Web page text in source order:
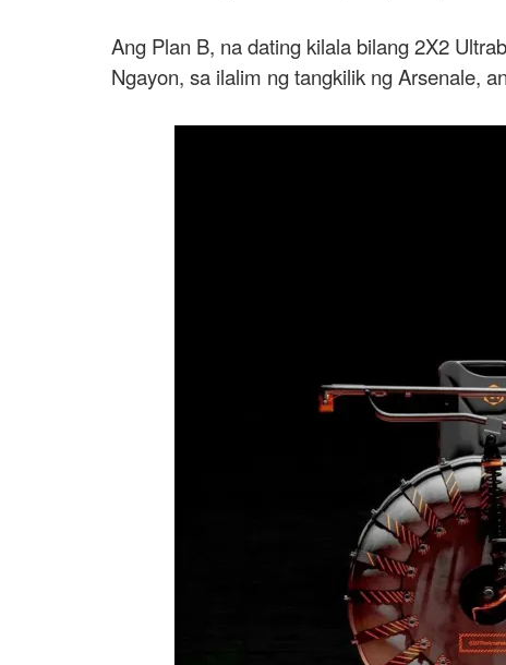
Ang Plan B, na dating kilala bilang 2X2
Ngayon, sa ilalim ng tangkilik ng Arsenale,